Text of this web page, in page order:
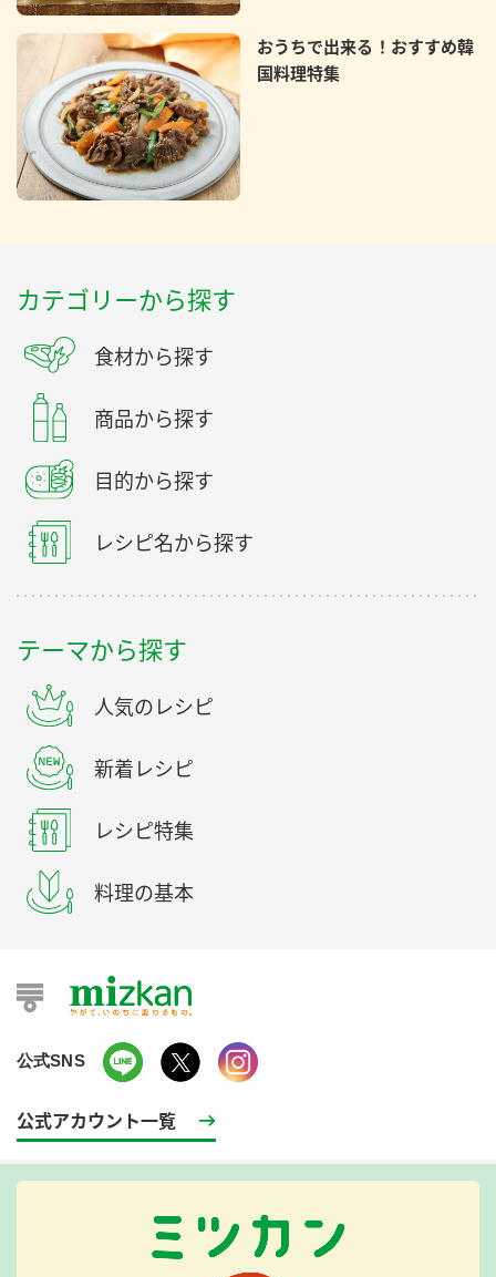
おうちで出来る！おすすめ韓
国料理特集
カテゴリーから探す
食材から探す
商品から探す
目的から探す
レシピ名から探す
テーマから探す
人気のレシピ
新着レシピ
レシピ特集
料理の基本
公式SNS
公式アカウント一覧